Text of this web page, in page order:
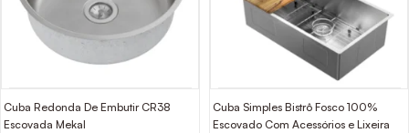
Cuba Redonda De Embutir CR38
Escovada Mekal
Cuba Simples Bistrô Fosco 100%
Escovado Com Acessórios e Lixeira